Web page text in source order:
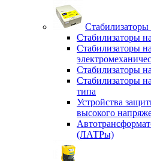
Стабилизаторы
Стабилизаторы
Стабилизаторы
Стабилизаторы
типа
Устройства
высокого
(ЛАТРы)